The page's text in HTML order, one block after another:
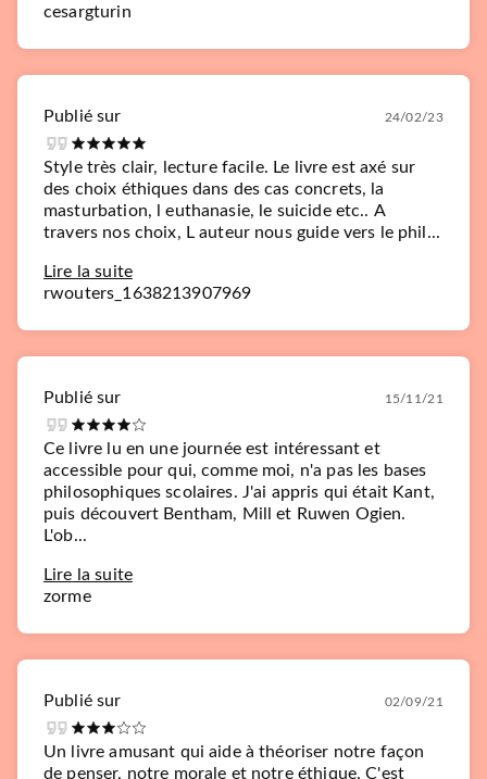
cesargturin
Publié sur 24/02/23
Style très clair, lecture facile. Le livre est axé sur
des choix éthiques dans des cas concrets, la
masturbation, l euthanasie, le suicide etc.. A
travers nos choix, L auteur nous guide vers le phil...
Lire la suite
rwouters_1638213907969
Publié sur 15/11/21
Ce livre lu en une journée est intéressant et
accessible pour qui, comme moi, n'a pas les bases
philosophiques scolaires. J'ai appris qui était Kant,
puis découvert Bentham, Mill et Ruwen Ogien.
L'ob...
Lire la suite
zorme
Publié sur 02/09/21
Un livre amusant qui aide à théoriser notre façon
de penser, notre morale et notre éthique. C'est